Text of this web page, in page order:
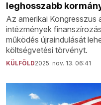
leghosszabb
Az amerikai
intézmények
működés újraindulását
költségvetési törvényt.
KÜLFÖLD2025. nov. 13. 06:41